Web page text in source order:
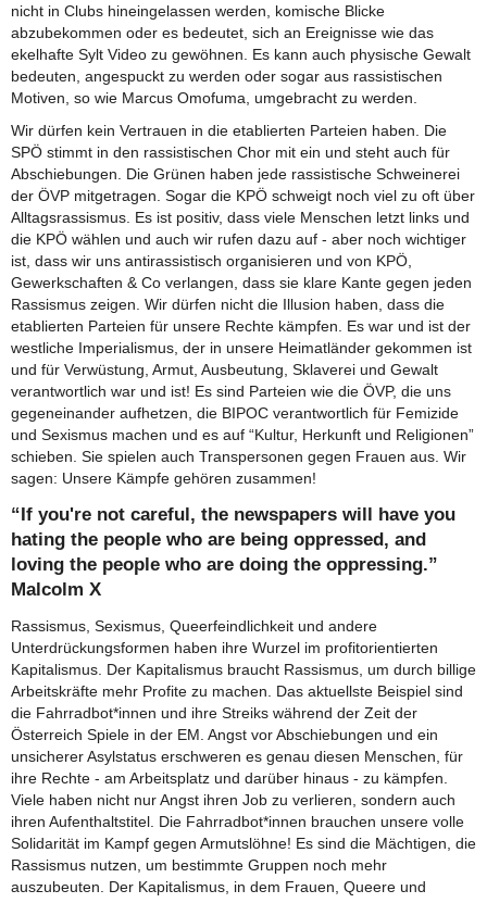
nicht in Clubs hineingelassen werden, komische Blicke
abzubekommen oder es bedeutet, sich an Ereignisse wie das
ekelhafte Sylt Video zu gewöhnen. Es kann auch physische Gewalt
bedeuten, angespuckt zu werden oder sogar aus rassistischen
Motiven, so wie Marcus Omofuma, umgebracht zu werden.
Wir dürfen kein Vertrauen in die etablierten Parteien haben. Die
SPÖ stimmt in den rassistischen Chor mit ein und steht auch für
Abschiebungen. Die Grünen haben jede rassistische Schweinerei
der ÖVP mitgetragen. Sogar die KPÖ schweigt noch viel zu oft über
Alltagsrassismus. Es ist positiv, dass viele Menschen letzt links und
die KPÖ wählen und auch wir rufen dazu auf - aber noch wichtiger
ist, dass wir uns antirassistisch organisieren und von KPÖ,
Gewerkschaften & Co verlangen, dass sie klare Kante gegen jeden
Rassismus zeigen. Wir dürfen nicht die Illusion haben, dass die
etablierten Parteien für unsere Rechte kämpfen. Es war und ist der
westliche Imperialismus, der in unsere Heimatländer gekommen ist
und für Verwüstung, Armut, Ausbeutung, Sklaverei und Gewalt
verantwortlich war und ist! Es sind Parteien wie die ÖVP, die uns
gegeneinander aufhetzen, die BIPOC verantwortlich für Femizide
und Sexismus machen und es auf “Kultur, Herkunft und Religionen”
schieben. Sie spielen auch Transpersonen gegen Frauen aus. Wir
sagen: Unsere Kämpfe gehören zusammen!
“If you're not careful, the newspapers will have you
hating the people who are being oppressed, and
loving the people who are doing the oppressing.”
Malcolm X
Rassismus, Sexismus, Queerfeindlichkeit und andere
Unterdrückungsformen haben ihre Wurzel im profitorientierten
Kapitalismus. Der Kapitalismus braucht Rassismus, um durch billige
Arbeitskräfte mehr Profite zu machen. Das aktuellste Beispiel sind
die Fahrradbot*innen und ihre Streiks während der Zeit der
Österreich Spiele in der EM. Angst vor Abschiebungen und ein
unsicherer Asylstatus erschweren es genau diesen Menschen, für
ihre Rechte - am Arbeitsplatz und darüber hinaus - zu kämpfen.
Viele haben nicht nur Angst ihren Job zu verlieren, sondern auch
ihren Aufenthaltstitel. Die Fahrradbot*innen brauchen unsere volle
Solidarität im Kampf gegen Armutslöhne! Es sind die Mächtigen, die
Rassismus nutzen, um bestimmte Gruppen noch mehr
auszubeuten. Der Kapitalismus, in dem Frauen, Queere und